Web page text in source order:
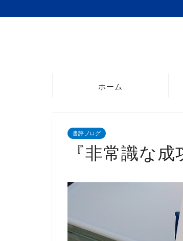
ホーム
書評ブログ
『非常識な